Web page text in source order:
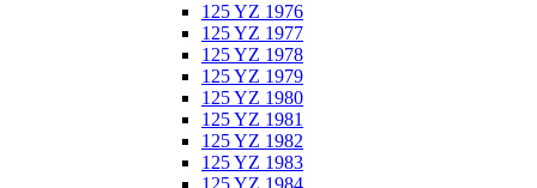
125 YZ 1976
125 YZ 1977
125 YZ 1978
125 YZ 1979
125 YZ 1980
125 YZ 1981
125 YZ 1982
125 YZ 1983
125 YZ 1984